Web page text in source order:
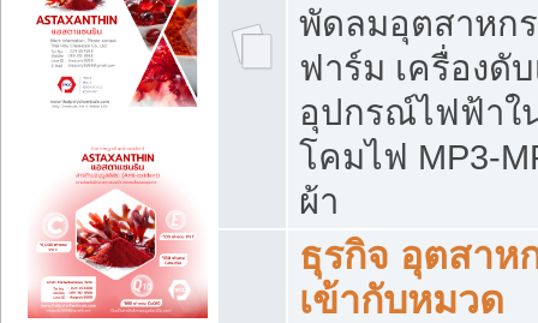
พัดลมอุตสาหก
ฟาร์ม เครื่องดั
อุปกรณ์ไฟฟ้าใ
โคมไฟ MP3-
ผ้า
ธุรกิจ อุตสาห
เข้ากับหมวด